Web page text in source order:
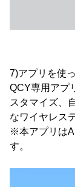
7)アプリを使
QCY専用アプ
スタマイズ、
なワイヤレス
※本アプリは
す。